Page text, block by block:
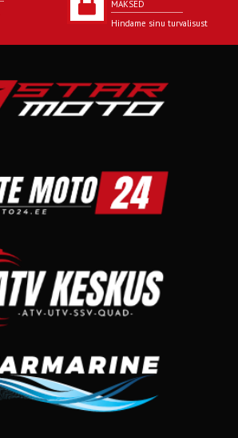
MAKSED
Hindame sinu turvalisust